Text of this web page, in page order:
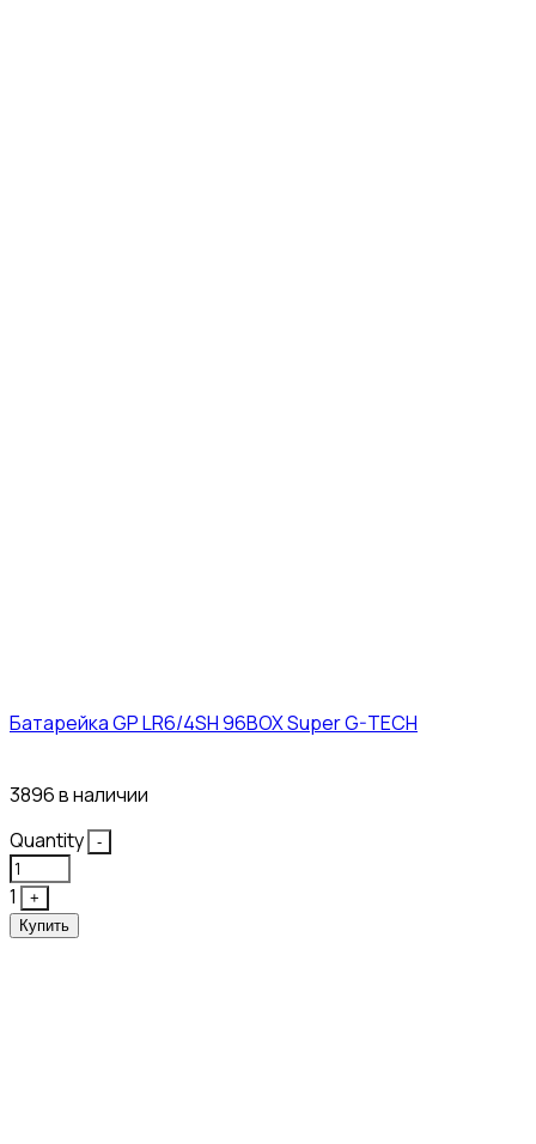
Батарейка GP LR6/4SH 96BOX Super G-TECH
3896 в наличии
Quantity
-
1
+
Купить